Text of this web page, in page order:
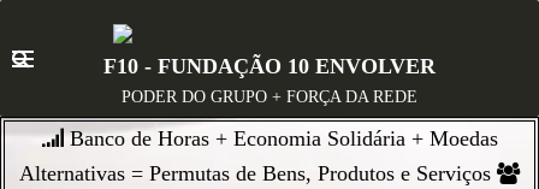
t
F10 - FUNDAÇÃO 10 ENVOLVER
PODER DO GRUPO + FORÇA DA REDE
Banco de Horas + Economia Solidária + Moedas
Alternativas = Permutas de Bens, Produtos e Serviços